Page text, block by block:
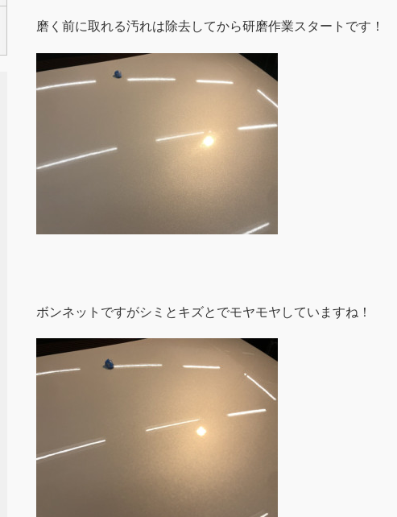
磨く前に取れる汚れは除去してから研磨作業スタートです！
ボンネットですがシミとキズとでモヤモヤしていますね！